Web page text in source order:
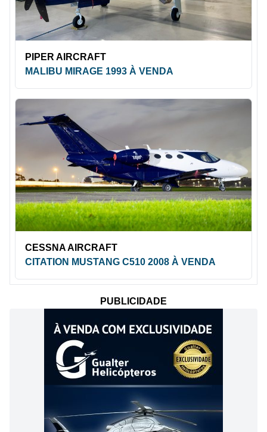
PIPER AIRCRAFT
MALIBU MIRAGE 1993 À VENDA
CESSNA AIRCRAFT
CITATION MUSTANG C510 2008 À VENDA
PUBLICIDADE